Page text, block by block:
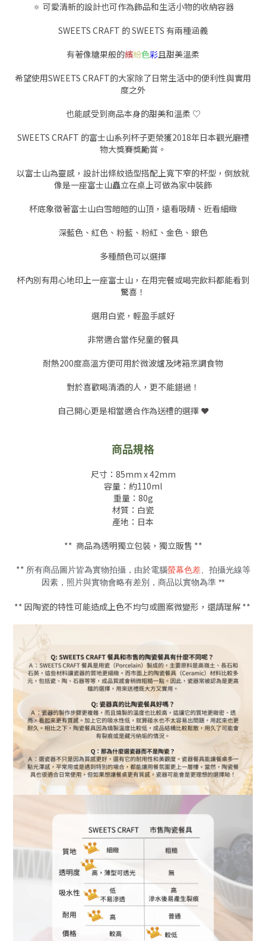
🔅 可愛清新的設計也可作為飾品和生活小物的收納容器
SWEETS CRAFT 的 SWEETS 有兩種涵義
有著像糖果般的繽紛色彩且甜美溫柔
希望使用SWEETS CRAFT的大家除了日常生活中的便利性與實用
度之外
也能感受到商品本身的甜美和溫柔 ♡
SWEETS CRAFT 的富士山系列杯子更榮獲2018年日本觀光廳禮
物大獎賽獎勵賞。
以富士山為靈感，設計出條紋造型搭配上寬下窄的杯型，倒放就
像是一座富士山矗立在桌上可做為家中裝飾
杯底象徵著富士山白雪皚皚的山頂，遠看吸睛、近看細緻
深藍色、紅色、粉藍、粉紅、金色、銀色
多種顏色可以選擇
杯內別有用心地印上一座富士山，在用完餐或喝完飲料都能看到
驚喜！
選用白瓷，輕盈手感好
非常適合當作兒童的餐具
耐熱200度高溫方便可用於微波爐及烤箱烹調食物
對於喜歡喝清酒的人，更不能錯過！
自己開心更是相當適合作為送禮的選擇 ❤️
商品規格
尺寸：85mm x 42mm
容量：約110ml
重量：80g
材質：白瓷
產地：日本
** 商品為透明獨立包裝，獨立販售 **
** 所有商品圖片皆為實物拍攝，由於電腦螢幕色差、拍攝光線等
因素，照片與實物會略有差別，商品以實物為準 **
** 因陶瓷的特性可能造成上色不均勻或圖案微變形，還請理解 **